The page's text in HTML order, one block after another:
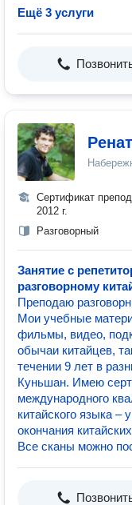
Ещё 3 услуги
Сертификат
2012 г.
Разговорный
Занятие с
разговорному
Преподаю
Мои учебные
фильмы, видео,
обычаи китайцев,
течении 9 лет в
Куньшан. Имею
международного
китайского языка –
окончания
Все сканы можно